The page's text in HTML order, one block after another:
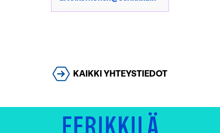
KAIKKI YHTEYSTIEDOT